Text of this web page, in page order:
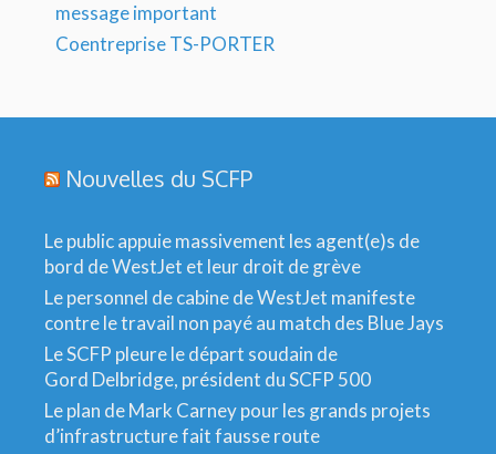
message important
Coentreprise TS-PORTER
Nouvelles du SCFP
Le public appuie massivement les agent(e)s de
bord de WestJet et leur droit de grève
Le personnel de cabine de WestJet manifeste
contre le travail non payé au match des Blue Jays
Le SCFP pleure le départ soudain de
Gord Delbridge, président du SCFP 500
Le plan de Mark Carney pour les grands projets
d’infrastructure fait fausse route